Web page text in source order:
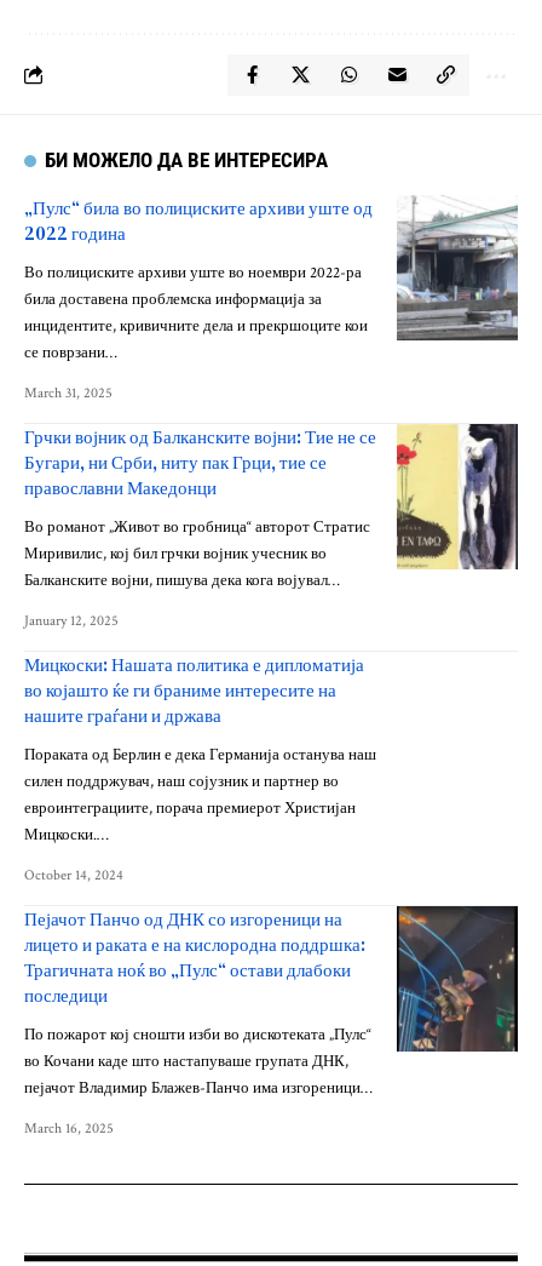
БИ МОЖЕЛО ДА ВЕ ИНТЕРЕСИРА
„Пулс“ била во полициските архиви уште од
2022 година
Во полициските архиви уште во ноември 2022-ра
била доставена проблемска информација за
инцидентите, кривичните дела и прекршоците кои
се поврзани…
March 31, 2025
Грчки војник од Балканските војни: Тие не се
Бугари, ни Срби, ниту пак Грци, тие се
православни Македонци
Во романот „Живот во гробница“ авторот Стратис
Миривилис, кој бил грчки војник учесник во
Балканските војни, пишува дека кога војувал…
January 12, 2025
Мицкоски: Нашата политика е дипломатија
во којашто ќе ги браниме интересите на
нашите граѓани и држава
Пораката од Берлин е дека Германија останува наш
силен поддржувач, наш сојузник и партнер во
евроинтеграциите, порача премиерот Христијан
Мицкоски.…
October 14, 2024
Пејачот Панчо од ДНК со изгореници на
лицето и раката е на кислородна поддршка:
Трагичната ноќ во „Пулс“ остави длабоки
последици
По пожарот кој сношти изби во дискотеката „Пулс“
во Кочани каде што настапуваше групата ДНК,
пејачот Владимир Блажев-Панчо има изгореници…
March 16, 2025